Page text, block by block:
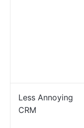
Less Annoying
CRM